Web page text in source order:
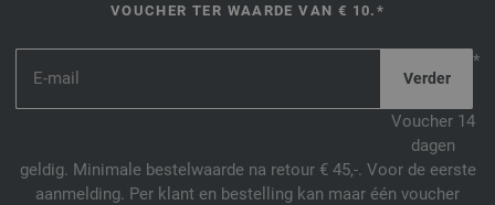
VOUCHER TER WAARDE VAN € 10.*
*
Voucher 14
dagen
geldig. Minimale bestelwaarde na retour € 45,-. Voor de eerste
aanmelding. Per klant en bestelling kan maar één voucher